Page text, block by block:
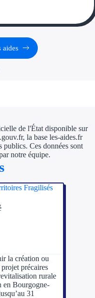
Aides Région
Aides Région
Aides Nationales
Aides Européennes
Nos tarifs
Recherche autonome
FAQ
Blog
aides
de l'État disponible sur
la base les-aides.fr
publics. Ces données sont
notre équipe.
Fragilisés
la création ou
précaires
rurale
en Bourgogne-
31